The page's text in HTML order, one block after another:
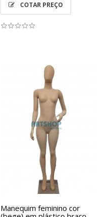
COTAR PREÇO
Manequim feminino cor